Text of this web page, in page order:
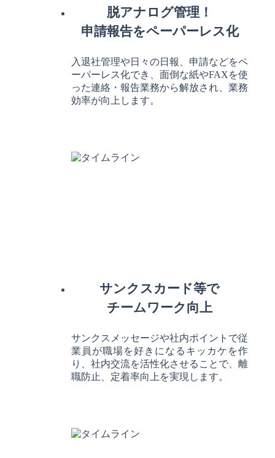
脱アナログ管理！
申請報告をペーパーレス化
入退社管理や日々の日報、申請などをペ
ーパーレス化でき、面倒な紙やFAXを使
った連絡・報告業務から解放され、業務
効率が向上します。
サンクスカード等で
チームワーク向上
サンクスメッセージや社内ポイントで従
業員が職場を好きになるキッカケを作
り、社内交流を活性化させることで、離
職防止、定着率向上を実現します。